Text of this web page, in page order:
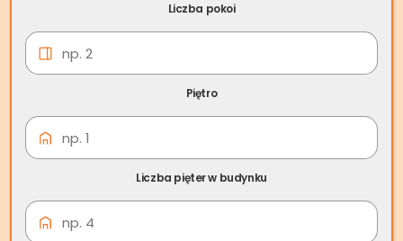
Liczba pokoi
Piętro
Liczba pięter w budynku